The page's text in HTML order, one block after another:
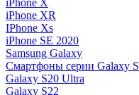
iPhone X
iPhone XR
IPhone Xs
iPhone SE 2020
Samsung Galaxy
Смартфоны серии Galaxy S
Galaxy S20 Ultra
Galaxy S22